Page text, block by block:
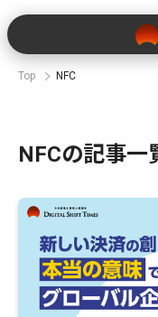
Top NFC
NFCの記事一